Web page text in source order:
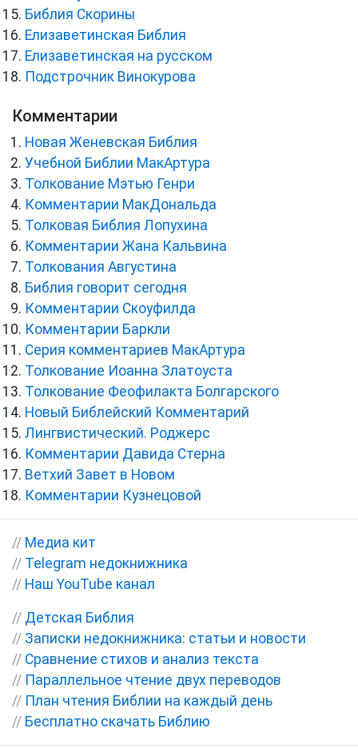
Библия Скорины
Елизаветинская Библия
Елизаветинская на русском
Подстрочник Винокурова
Комментарии
Новая Женевская Библия
Учебной Библии МакАртура
Толкование Мэтью Генри
Комментарии МакДональда
Толковая Библия Лопухина
Комментарии Жана Кальвина
Толкования Августина
Библия говорит сегодня
Комментарии Скоуфилда
Комментарии Баркли
Серия комментариев МакАртура
Толкование Иоанна Златоуста
Толкование Феофилакта Болгарского
Новый Библейский Комментарий
Лингвистический. Роджерс
Комментарии Давида Стерна
Ветхий Завет в Новом
Комментарии Кузнецовой
// Медиа кит
// Telegram недокнижника
// Наш YouTube канал
// Детская Библия
// Записки недокнижника: статьи и новости
// Сравнение стихов и анализ текста
// Параллельное чтение двух переводов
// План чтения Библии на каждый день
// Бесплатно скачать Библию